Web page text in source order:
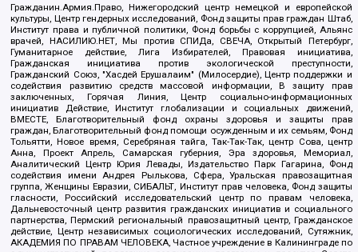
Гражданин.Армия.Право, Нижегородский центр немецкой и европейской
культуры, Центр гендерных исследований, Фонд защиты прав граждан Штаб,
Институт права и публичной политики, Фонд борьбы с коррупцией, Альянс
врачей, НАСИЛИЮ.НЕТ, Мы против СПИДа, СВЕЧА, Открытый Петербург,
Гуманитарное действие, Лига Избирателей, Правовая инициатива,
Гражданская инициатива против экологической преступности,
Гражданский Союз, "Хасдей Ерушалаим" (Милосердие), Центр поддержки и
содействия развитию средств массовой информации, В защиту прав
заключенных, Горячая Линия, Центр социально-информационных
инициатив Действие, Институт глобализации и социальных движений,
ВМЕСТЕ, Благотворительный фонд охраны здоровья и защиты прав
граждан, Благотворительный фонд помощи осужденным и их семьям, Фонд
Тольятти, Новое время, Серебряная тайга, Так-Так-Так, центр Сова, центр
Анна, Проект Апрель, Самарская губерния, Эра здоровья, Мемориал,
Аналитический Центр Юрия Левады, Издательство Парк Гагарина, Фонд
содействия имени Андрея Рылькова, Сфера, Уральская правозащитная
группа, Женщины Евразии, СИБАЛЬТ, Институт прав человека, Фонд защиты
гласности, Российский исследовательский центр по правам человека,
Дальневосточный центр развития гражданских инициатив и социального
партнерства, Пермский региональный правозащитный центр, Гражданское
действие, Центр независимых социологических исследований, Сутяжник,
АКАДЕМИЯ ПО ПРАВАМ ЧЕЛОВЕКА, Частное учреждение в Калининграде по